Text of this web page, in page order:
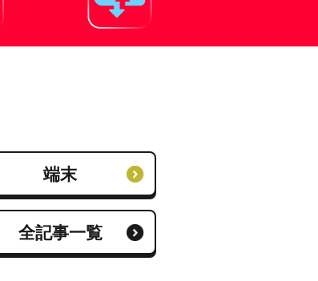
端末
全記事一覧